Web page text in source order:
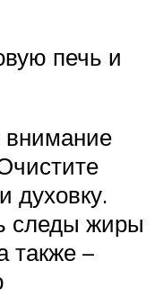
печь и
внимание
духовку.
следы жиры
также –